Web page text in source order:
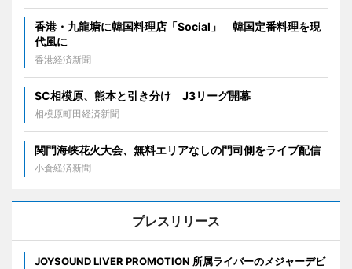
香港・九龍塘に韓国料理店「Social」 韓国定番料理を現
代風に
香港経済新聞
SC相模原、熊本と引き分け J3リーグ開幕
相模原町田経済新聞
関門海峡花火大会、無料エリアなしの門司側をライブ配信
小倉経済新聞
プレスリリース
JOYSOUND LIVER PROMOTION 所属ライバーのメジャーデビ